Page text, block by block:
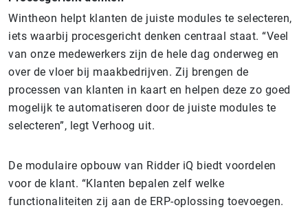
Wintheon helpt klanten de juiste modules te selecteren,
iets waarbij procesgericht denken centraal staat. “Veel
van onze medewerkers zijn de hele dag onderweg en
over de vloer bij maakbedrijven. Zij brengen de
processen van klanten in kaart en helpen deze zo goed
mogelijk te automatiseren door de juiste modules te
selecteren”, legt Verhoog uit.
De modulaire opbouw van Ridder iQ biedt voordelen
voor de klant. “Klanten bepalen zelf welke
functionaliteiten zij aan de ERP-oplossing toevoegen.